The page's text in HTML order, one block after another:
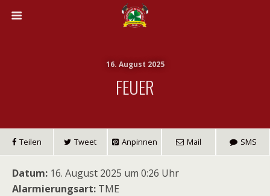
16. August 2025
FEUER
Teilen Tweet Anpinnen Mail SMS
Datum: 16. August 2025 um 0:26 Uhr
Alarmierungsart: TME